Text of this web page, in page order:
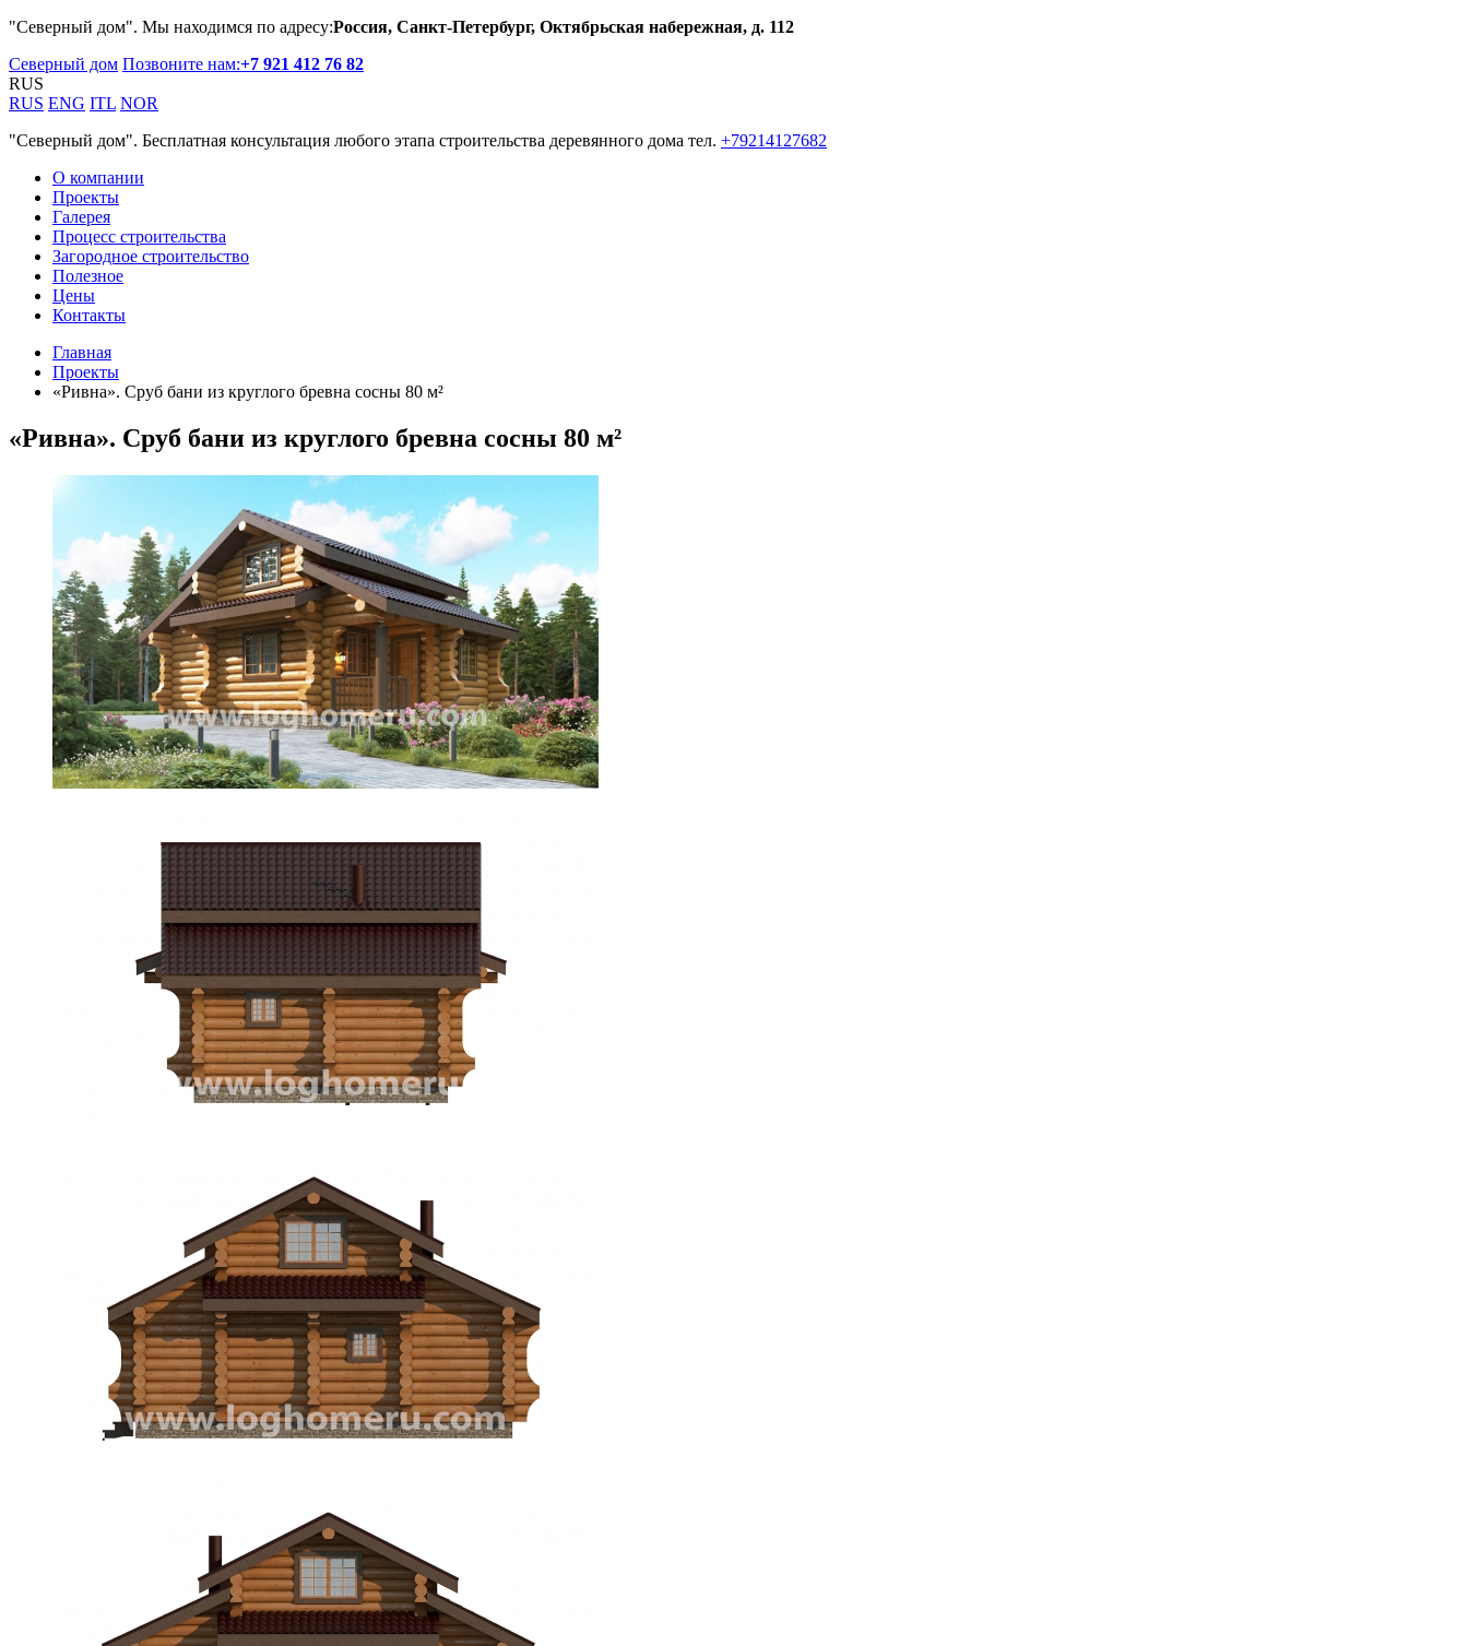
"Северный дом". Мы находимся по адресу:Россия, Санкт-Петербург, Октябрьская набережная, д. 112
Северный дом Позвоните нам:+7 921 412 76 82
RUS
RUS ENG ITL NOR
"Северный дом". Бесплатная консультация любого этапа строительства деревянного дома тел. +79214127682
О компании
Проекты
Галерея
Процесс строительства
Загородное строительство
Полезное
Цены
Контакты
Главная
Проекты
«Ривна». Сруб бани из круглого бревна сосны 80 м²
«Ривна». Сруб бани из круглого бревна сосны 80 м²